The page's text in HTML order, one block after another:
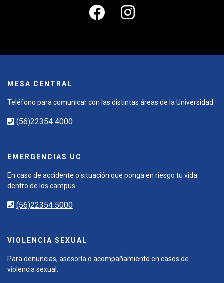
MESA CENTRAL
Teléfono para comunicar con las distintas áreas de la Universidad.
(56)22354 4000
EMERGENCIAS UC
En caso de accidente o situación que ponga en riesgo tu vida
dentro de los campus.
(56)22354 5000
VIOLENCIA SEXUAL
Para denuncias, asesoría o acompañamiento en casos de
violencia sexual.